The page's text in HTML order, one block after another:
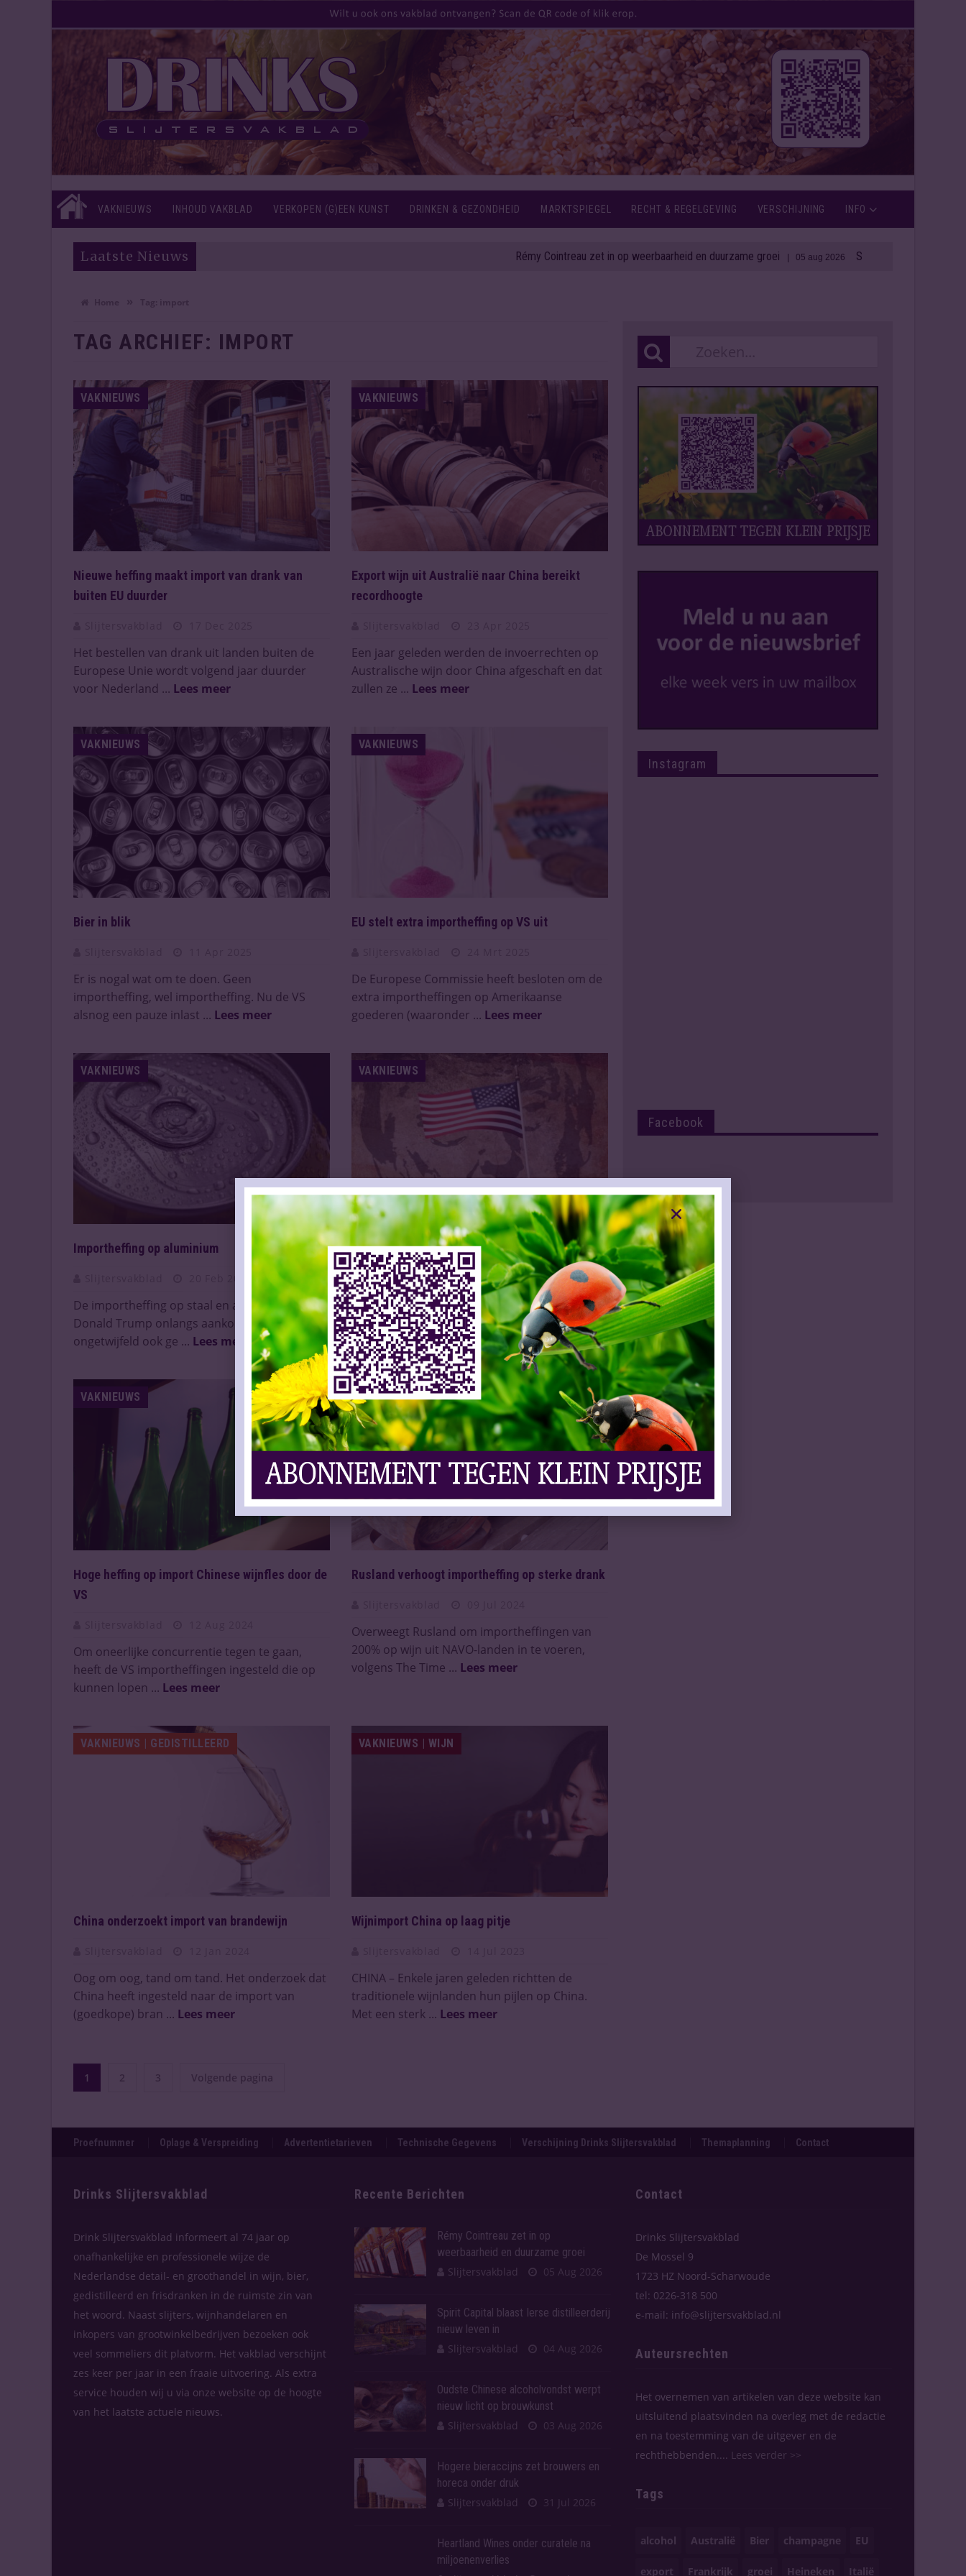
VAKNIEUWS INHOUD VAKBLAD VERKOPEN (G)EEN KUNST DRINKEN & GEZONDHEID MARKTSPIEGEL RECHT & REGELGEVING VERSCHIJNING INFO
Laatste Nieuws Rémy Cointreau zet in op weerbaarheid en duurzame groei| 05 aug 2026 Spirit Capital blaast Ierse distilleerderij
TAG ARCHIEF: IMPORT
VAKNIEUWS
Nieuwe heffing maakt import van drank van
buiten EU duurder
Het bestellen van drank uit landen buiten de
Europese Unie wordt volgend jaar duurder
voor Nederland ... Lees meer
VAKNIEUWS
Export wijn uit Australië naar China bereikt
recordhoogte
Een jaar geleden werden de invoerrechten op
Australische wijn door China afgeschaft en dat
zullen ze ... Lees meer
VAKNIEUWS
Bier in blik
Er is nogal wat om te doen. Geen
importheffing, wel importheffing. Nu de VS
alsnog een pauze inlast ... Lees meer
VAKNIEUWS
EU stelt extra importheffing op VS uit
De Europese Commissie heeft besloten om de
extra importheffingen op Amerikaanse
goederen (waaronder ... Lees meer
VAKNIEUWS
Importheffing op aluminium
De importheffing op staal en aluminium die
Donald Trump onlangs aankondigde, zal
ongetwijfeld ook ge ... Lees meer
VAKNIEUWS
Drankensector niet blij met nieuwe president
Slijtersvakblad 07 Nov 2024
Hij wil minimaal 10% invoerrechten heffen op
alle importen. Zo heeft Donald Trump
aangekondigd in zi ...Lees meer
VAKNIEUWS
Hoge heffing op import Chinese wijnfles door de
VS
Om oneerlijke concurrentie tegen te gaan,
heeft de VS importheffingen ingesteld die op
kunnen lopen ... Lees meer
VAKNIEUWS
Rusland verhoogt importheffing op sterke drank
Overweegt Rusland om importheffingen van
200% op wijn uit NAVO-landen in te voeren,
volgens The Time ... Lees meer
VAKNIEUWS | GEDISTILLEERD
China onderzoekt import van brandewijn
Oog om oog, tand om tand. Het onderzoek dat
China heeft ingesteld naar de import van
(goedkope) bran ... Lees meer
VAKNIEUWS | WIJN
Wijnimport China op laag pitje
CHINA – Enkele jaren geleden richtten de
traditionele wijnlanden hun pijlen op China.
Met een sterk ... Lees meer
1 2 3 Volgende pagina
Instagram
Facebook
Proefnummer Oplage & Verspreiding Advertentietarieven Technische Gegevens Verschijning Drinks Slijtersvakblad Themaplanning Contact
Drinks Slijtersvakblad
Drink Slijtersvakblad informeert al 74 jaar op
onafhankelijke en professionele wijze de
Nederlandse detail- en groothandel in wijn, bier,
gedistilleerd en frisdranken in de ruimste zin van
het woord. Naast slijters, wijnhandelaren en
inkopers van grootwinkelbedrijven bezoeken ook
veel sommeliers dit platvorm. Het vakblad verschijnt
zes keer per jaar in een fraaie uitvoering. Als extra
service houden wij u via onze website op de hoogte
van het laatste actuele nieuws.
Recente Berichten
Rémy Cointreau zet in op
weerbaarheid en duurzame groei
Slijtersvakblad
05 Aug 2026
Spirit Capital blaast Ierse distilleerderij
nieuw leven in
Slijtersvakblad
04 Aug 2026
Oudste Chinese alcoholvondst werpt
nieuw licht op brouwkunst
Slijtersvakblad
03 Aug 2026
Hogere bieraccijns zet brouwers en
horeca onder druk
Slijtersvakblad
31 Jul 2026
Heartland Wines onder curatele na
miljoenenverlies
Contact
Drinks Slijtersvakblad
De Mossel 9
1723 HZ Noord-Scharwoude
tel: 0226-318 500
e-mail: info@slijtersvakblad.nl
Auteursrechten
Het overnemen van artikelen van deze website kan
uitsluitend plaatsvinden na overleg met de redactie
en na toestemming van de uitgever en de
rechthebbenden....
Lees verder >>
Tags
alcohol Australië Bier champagne EU
export Frankrijk groei Heineken Italië